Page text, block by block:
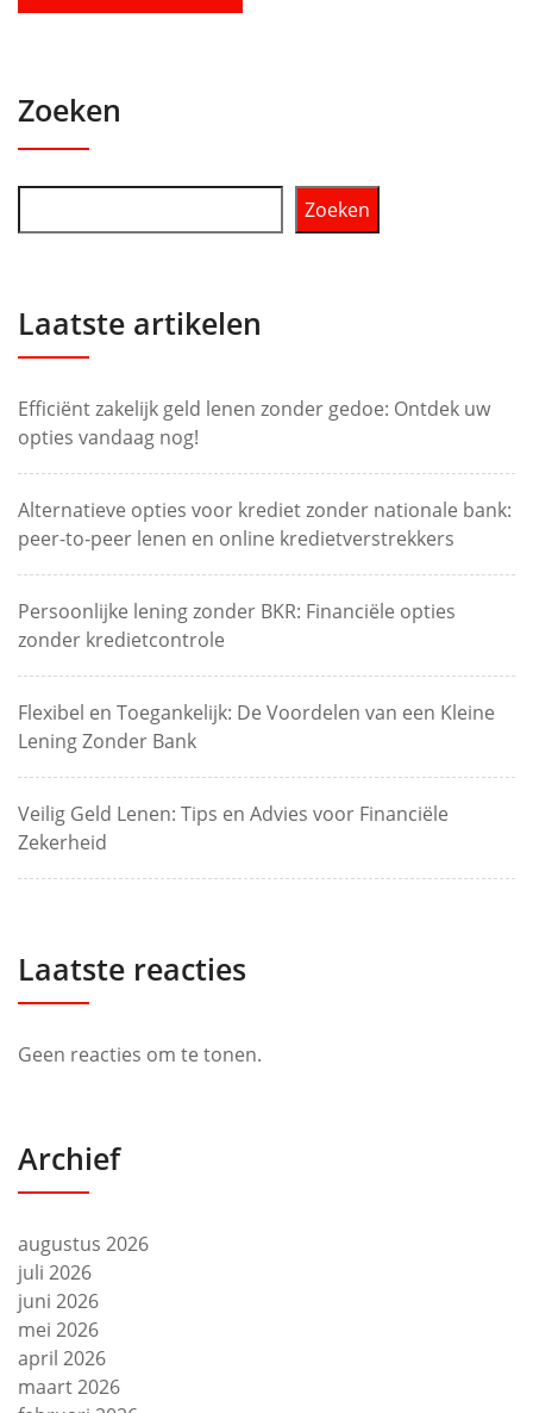
Zoeken
Zoeken
Laatste artikelen
Efficiënt zakelijk geld lenen zonder gedoe: Ontdek uw
opties vandaag nog!
Alternatieve opties voor krediet zonder nationale bank:
peer-to-peer lenen en online kredietverstrekkers
Persoonlijke lening zonder BKR: Financiële opties
zonder kredietcontrole
Flexibel en Toegankelijk: De Voordelen van een Kleine
Lening Zonder Bank
Veilig Geld Lenen: Tips en Advies voor Financiële
Zekerheid
Laatste reacties
Geen reacties om te tonen.
Archief
augustus 2026
juli 2026
juni 2026
mei 2026
april 2026
maart 2026